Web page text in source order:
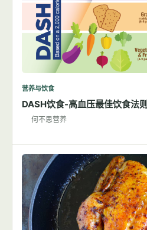
营养与饮食
DASH饮食-高血压最佳饮食法则
何不思营养